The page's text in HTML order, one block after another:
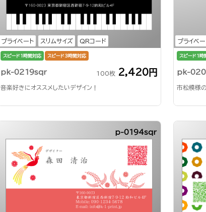
プライベート スリムサイズ QRコード
スピード1時間対応 スピード3時間対応
pk-0219sqr 100枚 2,420円
音楽好きにオススメしたいデザイン！
プライベー
スピード1時
pk-
市松模様の
p-0194sqr